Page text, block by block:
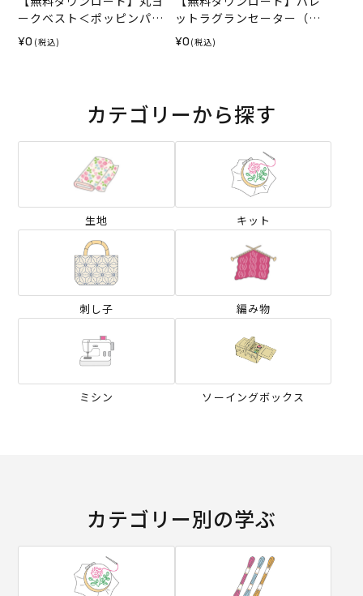
ークベスト＜ポッピンパス
テル＞（レシピ）
¥0 (税込)
ットラグランセーター（レ
シピ）
¥0 (税込)
カテゴリーから探す
生地 キット
刺し子 編み物
ミシン ソーイングボックス
カテゴリー別の学ぶ